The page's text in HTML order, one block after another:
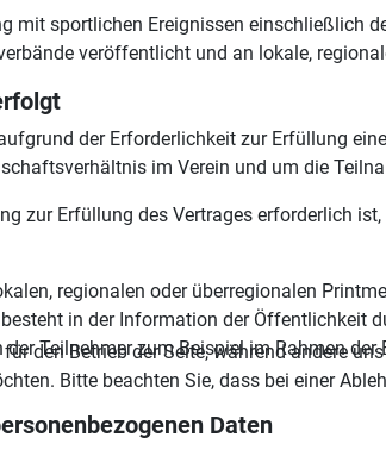
mit sportlichen Ereignissen einschließlich
veröffentlicht und an lokale,
der Erforderlichkeit zur Erfüllung
im Verein und um die
zur Erfüllung des Vertrages erforderlich
regionalen oder überregionalen
in der Information der Öffentlichkeit
Teilnehmer zum Beispiel im Rahmen
Daten
den Betrieb der Seite, während andere
Bitte beachten Sie, dass bei einer